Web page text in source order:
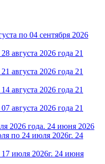
по 04 сентября 2026
августа 2026 года 21
августа 2026 года 21
августа 2026 года 21
августа 2026 года 21
2026 года. 24 июня 2026
по 24 июля 2026г. 24
июля 2026г. 24 июня